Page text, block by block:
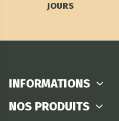
JOURS
INFORMATIONS
NOS PRODUITS